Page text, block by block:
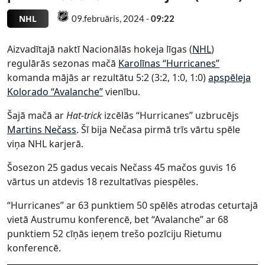
NHL 09.februāris, 2024 -09:22
Aizvadītajā naktī Nacionālās hokeja līgas (NHL)
regulārās sezonas mačā Karolīnas “Hurricanes”
komanda mājās ar rezultātu 5:2 (3:2, 1:0, 1:0)apspēleja
Kolorado “Avalanche”vienību.
Šajā mačā arHat-trick izcēlās “Hurricanes” uzbrucējs
Martins Nečass. Šī bija Nečasa pirmā trīs vārtu spēle
viņa NHL karjerā.
Šosezon 25 gadus vecais Nečass 45 mačos guvis 16
vārtus un atdevis 18 rezultatīvas piespēles.
“Hurricanes” ar 63 punktiem 50 spēlēs atrodas ceturtajā
vietā Austrumu konferencē, bet “Avalanche” ar 68
punktiem 52 cīņās ieņem trešo pozīciju Rietumu
konferencē.